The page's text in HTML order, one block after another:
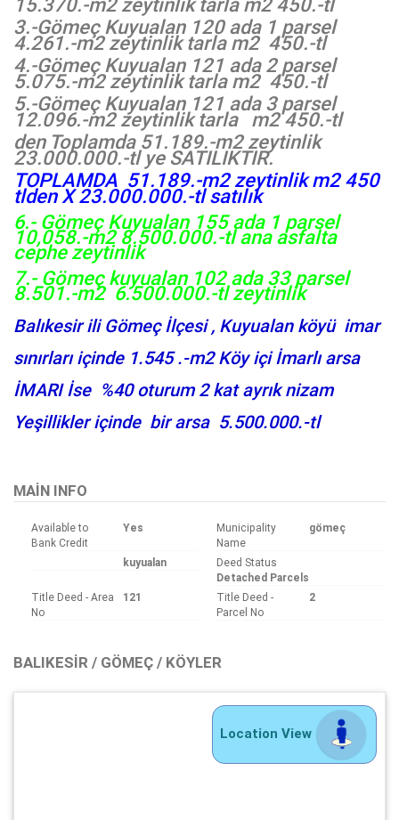
15.370.-m2 zeytinlik tarla m2 450.-tl
3.-Gömeç Kuyualan 120 ada 1 parsel
4.261.-m2 zeytinlik tarla m2 450.-tl
4.-Gömeç Kuyualan 121 ada 2 parsel
5.075.-m2 zeytinlik tarla m2 450.-tl
5.-Gömeç Kuyualan 121 ada 3 parsel
12.096.-m2 zeytinlik tarla m2 450.-tl
den Toplamda 51.189.-m2 zeytinlik
23.000.000.-tl ye SATILIKTIR.
TOPLAMDA 51.189.-m2 zeytinlik m2 450
tlden X 23.000.000.-tl satılık
6.- Gömeç Kuyualan 155 ada 1 parsel
10,058.-m2 8.500.000.-tl ana asfalta
cephe zeytinlik
7.- Gömeç kuyualan 102 ada 33 parsel
8.501.-m2 6.500.000.-tl zeytinlik
Balıkesir ili Gömeç İlçesi , Kuyualan köyü imar
sınırları içinde 1.545 .-m2 Köy içi İmarlı arsa
İMARI İse %40 oturum 2 kat ayrık nizam
Yeşillikler içinde bir arsa 5.500.000.-tl
MAIN INFO
Available to
Bank Credit
Yes
Municipality
Name
gömeç
kuyualan
Deed Status
Detached Parcels
Title Deed - Area
No
121
Title Deed -
Parcel No
2
BALIKESIR / GÖMEÇ / KÖYLER
Location View